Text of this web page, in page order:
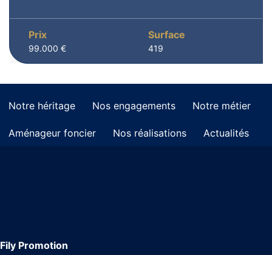
Prix
99.000 €
Surface
419
Notre héritage Nos engagements Notre métier
Aménageur foncier Nos réalisations Actualités
Fily Promotion